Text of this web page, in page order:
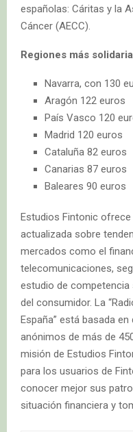
españolas: Cáritas y la
Cáncer (AECC).
Regiones más
Navarra, con 130
Aragón 122 euros
País Vasco 120
Madrid 120 euros
Cataluña 82 euros
Canarias 87 euros
Baleares 90 euros
Estudios Fintonic
actualizada sobre
mercados como el
telecomunicaciones,
estudio de
del consumidor. La
España” está basada
anónimos de más de
misión de Estudios
para los usuarios de
conocer mejor sus
situación financiera y